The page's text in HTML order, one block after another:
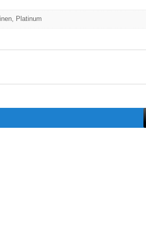
Platinum